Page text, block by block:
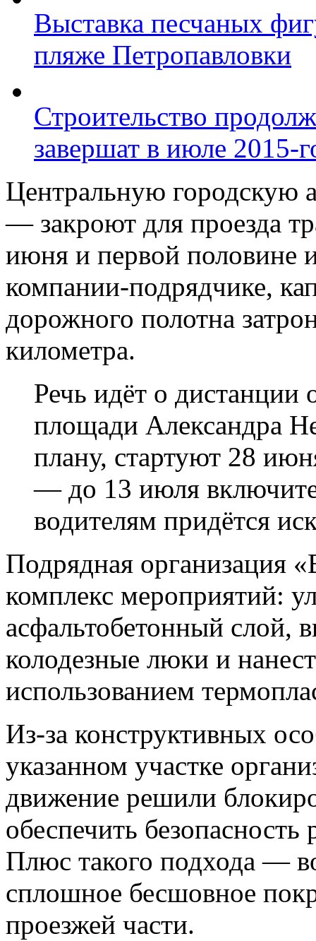
Выставка песчаных
пляже Петропавловки
Строительство
завершат в июле 2015-
Центральную городскую
— закроют для проезда
июня и первой половине
компании-подрядчике,
дорожного полотна
километра.
Речь идёт о
площади Александра
плану, стартуют 28
— до 13 июля
водителям придётся
Подрядная организация
комплекс мероприятий:
асфальтобетонный слой,
колодезные люки и
использованием
Из-за конструктивных
указанном участке
движение решили
обеспечить
Плюс такого подхода —
сплошное бесшовное
проезжей части.